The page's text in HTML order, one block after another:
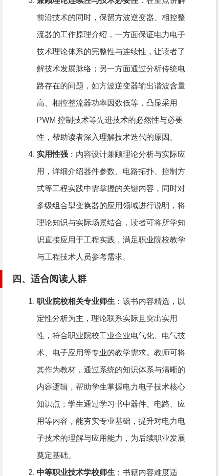
前沿技术的同时，保留方波逆变器、相控整
流器的工作原理介绍，一方面保证电力电子
技术理论体系的完整性与连续性，让读者了
解技术发展脉络；另一方面通过分析传统电
路存在的问题，如方波逆变器输出谐波含量
高、相控整流器功率因数低等，凸显采用
PWM 控制技术等先进技术的必然性与必要
性，帮助读者深入理解技术迭代的原因。
实用性强 ：内容设计兼顾理论分析与实际应
用，详细介绍器件参数、电路拓扑、控制方
式等工程实践中需掌握的关键内容，同时对
多级组合型变换器的应用领域进行说明，将
理论知识与实际场景结合，读者可将所学知
识直接应用于工程实践，满足职业院校教学
与工程技术人员参考需求。
四、适合阅读人群
职业院校相关专业师生 ：该书内容精选，以
定性分析为主，理论联系实际且突出实用
性，符合职业院校工业企业电气化、电气技
术、电子应用等专业的教学需求。教师可将
其作为教材，通过系统的知识体系与清晰的
内容逻辑，帮助学生掌握电力电子技术核心
知识点；学生通过学习书中器件、电路、应
用等内容，能夯实专业基础，提升对电力电
子技术的理解与应用能力，为后续职业发展
奠定基础。
中等职业技术学校师生 ：书籍内容难度适